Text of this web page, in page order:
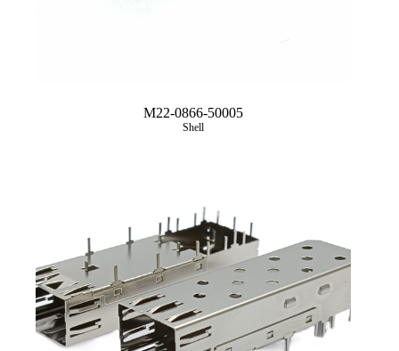
M22-0866-50005
Shell